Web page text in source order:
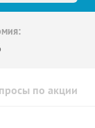
по акции